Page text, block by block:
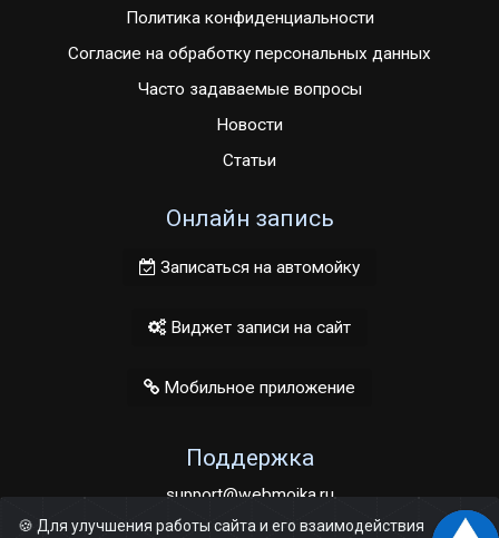
🍪 Для улучшения работы сайта и его взаимодействия
Политика конфиденциальности
Согласие на обработку персональных данных
Часто задаваемые вопросы
Новости
Статьи
Онлайн запись
Записаться на автомойку
Виджет записи на сайт
Мобильное приложение
Поддержка
support@webmoika.ru